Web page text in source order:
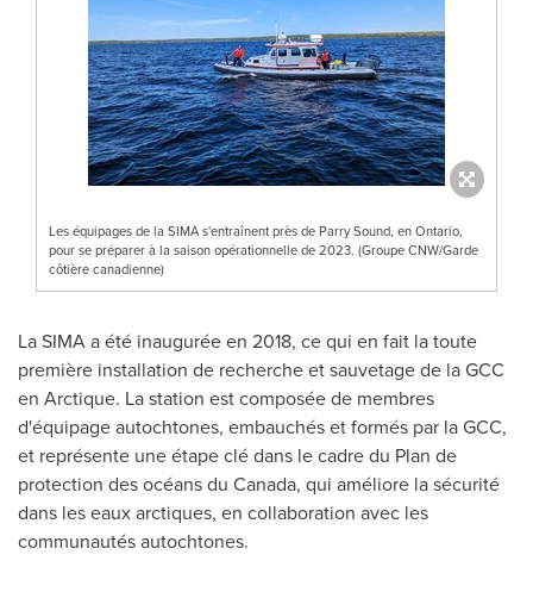
Les équipages de la SIMA s'entraînent près de Parry Sound, en Ontario,
pour se préparer à la saison opérationnelle de 2023. (Groupe CNW/Garde
côtière canadienne)
La SIMA a été inaugurée en 2018, ce qui en fait la toute
première installation de recherche et sauvetage de la GCC
en Arctique. La station est composée de membres
d'équipage autochtones, embauchés et formés par la GCC,
et représente une étape clé dans le cadre du Plan de
protection des océans du Canada, qui améliore la sécurité
dans les eaux arctiques, en collaboration avec les
communautés autochtones.